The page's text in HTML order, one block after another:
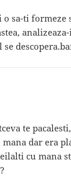
sa-ti formeze
te
dar era
cu mana